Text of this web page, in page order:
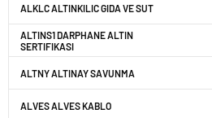
ALKLC ALTINKILIC GIDA VE SUT
ALTINS1 DARPHANE ALTIN
SERTIFIKASI
ALTNY ALTINAY SAVUNMA
ALVES ALVES KABLO